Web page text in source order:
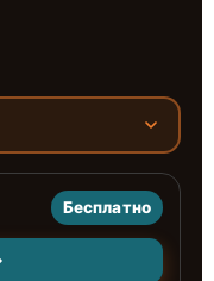
Бесплатно